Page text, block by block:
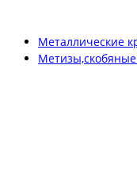
Металлические